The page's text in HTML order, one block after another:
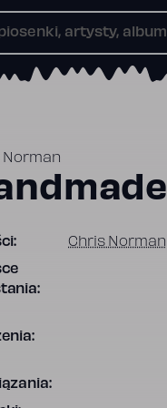
Norman
Chris Norman